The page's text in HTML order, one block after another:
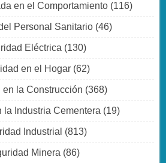
en el Comportamiento(116)
Personal Sanitario (46)
Eléctrica (130)
en el Hogar(62)
en la Construcción (368)
la Industria Cementera (19)
Industrial (813)
Minera (86)